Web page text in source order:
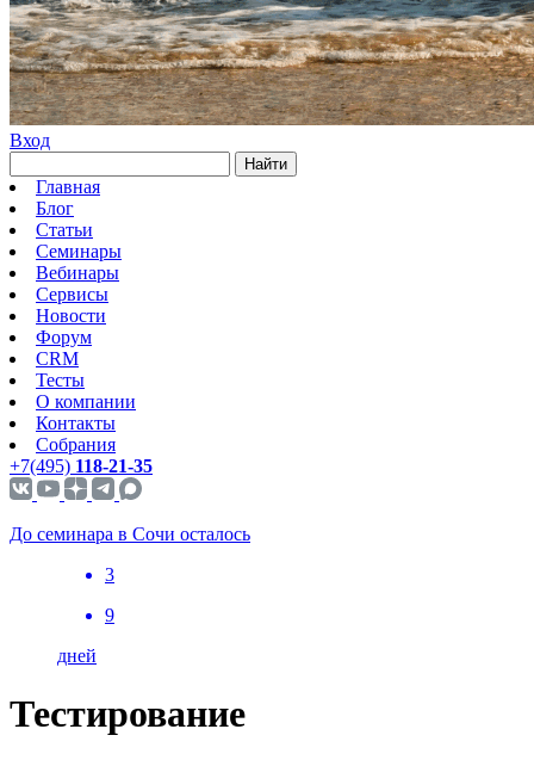
Вход
Найти
Главная
Блог
Статьи
Семинары
Вебинары
Сервисы
Новости
Форум
CRM
Тесты
О компании
Контакты
Собрания
+7(495) 118-21-35
До семинара в Сочи осталось
3
9
дней
Тестирование